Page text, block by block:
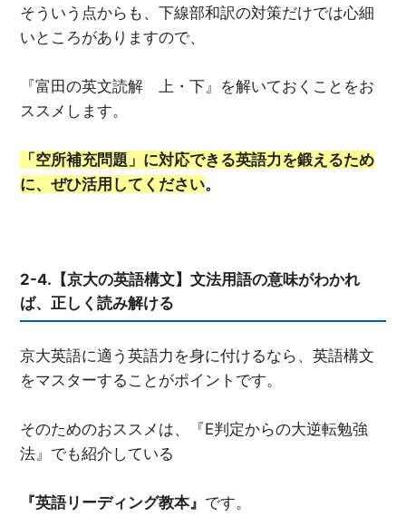
そういう点からも、下線部和訳の対策だけでは心細
いところがありますので、
『富田の英文読解 上・下』を解いておくことをお
ススメします。
「空所補充問題」に対応できる英語力を鍛えるため
に、ぜひ活用してください。
2-4.【京大の英語構文】文法用語の意味がわかれ
ば、正しく読み解ける
京大英語に適う英語力を身に付けるなら、英語構文
をマスターすることがポイントです。
そのためのおススメは、『E判定からの大逆転勉強
法』でも紹介している
『英語リーディング教本』 です。